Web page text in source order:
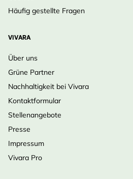
Häufig gestellte Fragen
VIVARA
Über uns
Grüne Partner
Nachhaltigkeit bei Vivara
Kontaktformular
Stellenangebote
Presse
Impressum
Vivara Pro